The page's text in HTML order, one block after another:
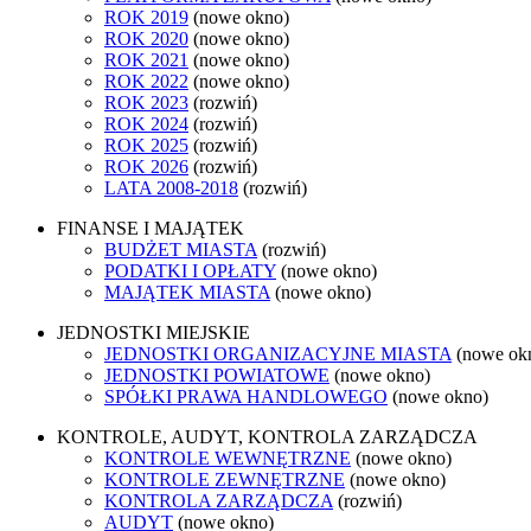
ROK 2019 (nowe okno)
ROK 2020 (nowe okno)
ROK 2021 (nowe okno)
ROK 2022 (nowe okno)
ROK 2023 (rozwiń)
ROK 2024 (rozwiń)
ROK 2025 (rozwiń)
ROK 2026 (rozwiń)
LATA 2008-2018 (rozwiń)
FINANSE I MAJĄTEK
BUDŻET MIASTA (rozwiń)
PODATKI I OPŁATY (nowe okno)
MAJĄTEK MIASTA (nowe okno)
JEDNOSTKI MIEJSKIE
JEDNOSTKI ORGANIZACYJNE MIASTA (nowe
JEDNOSTKI POWIATOWE (nowe okno)
SPÓŁKI PRAWA HANDLOWEGO (nowe okno)
KONTROLE, AUDYT, KONTROLA ZARZĄDCZA
KONTROLE WEWNĘTRZNE (nowe okno)
KONTROLE ZEWNĘTRZNE (nowe okno)
KONTROLA ZARZĄDCZA (rozwiń)
AUDYT (nowe okno)